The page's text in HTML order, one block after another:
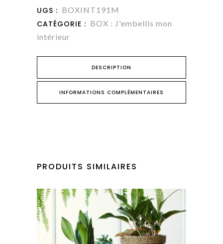
intérieur
-
Box
UGS : BOXINT191M
CATÉGORIE : BOX : J'embellis mon
intérieur
DESCRIPTION
INFORMATIONS COMPLÉMENTAIRES
PRODUITS SIMILAIRES